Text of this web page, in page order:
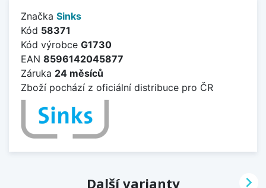
Značka Sinks
Kód 58371
Kód výrobce G1730
EAN 8596142045877
Záruka 24 měsíců
Zboží pochází z oficiální distribuce pro ČR
Další varianty 